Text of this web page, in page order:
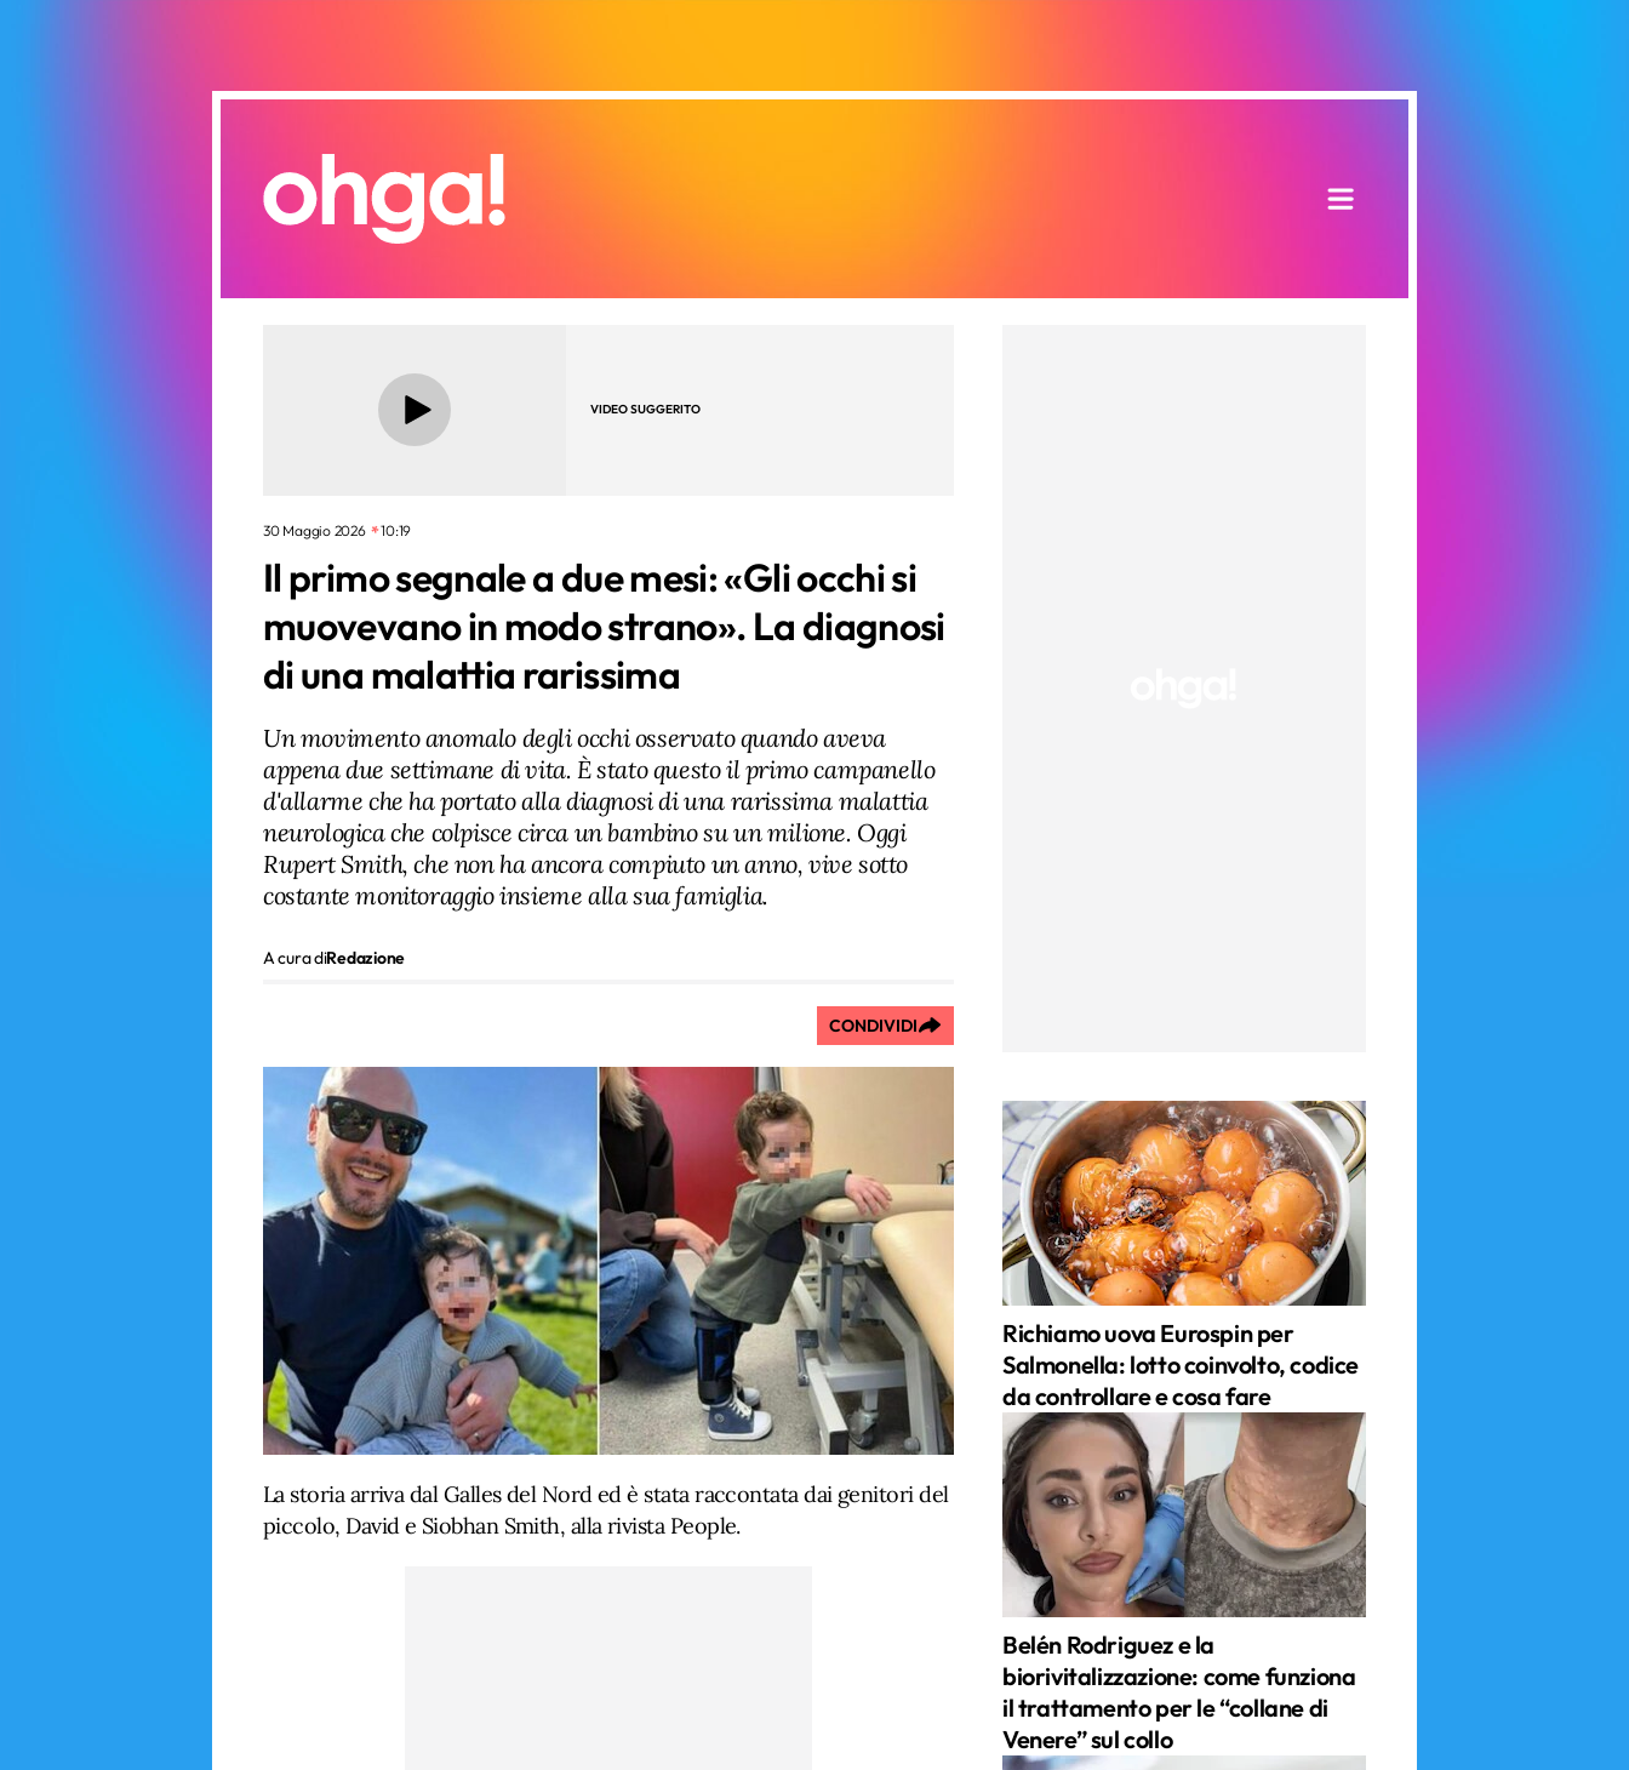
VIDEO SUGGERITO
30 Maggio 2026 10:19
Il primo segnale a due mesi: «Gli occhi si
muovevano in modo strano». La diagnosi
di una malattia rarissima
Un movimento anomalo degli occhi osservato quando aveva
appena due settimane di vita. È stato questo il primo campanello
d'allarme che ha portato alla diagnosi di una rarissima malattia
neurologica che colpisce circa un bambino su un milione. Oggi
Rupert Smith, che non ha ancora compiuto un anno, vive sotto
costante monitoraggio insieme alla sua famiglia.
A cura diRedazione
CONDIVIDI
La storia arriva dal Galles del Nord ed è stata raccontata dai genitori del
piccolo, David e Siobhan Smith, alla rivista People.
Richiamo uova Eurospin per
Salmonella: lotto coinvolto, codice
da controllare e cosa fare
Belén Rodriguez e la
biorivitalizzazione: come funziona
il trattamento per le “collane di
Venere” sul collo